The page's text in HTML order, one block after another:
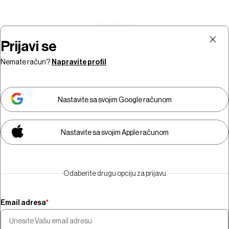
Morate biti pretplatnik da biste
gledali video sadržaj.
Pretplatite se
Prijavi se
Nemate račun? Napravite profil
Nastavite sa svojim Google računom
Nastavite sa svojim Apple računom
Odaberite drugu opciju za prijavu
Email adresa*